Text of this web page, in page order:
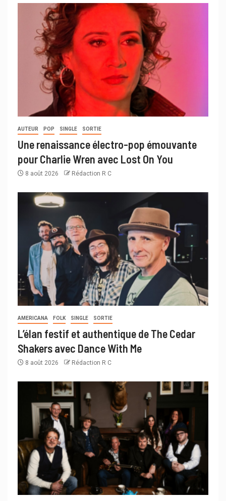
AUTEUR POP SINGLE SORTIE
Une renaissance électro-pop émouvante
pour Charlie Wren avec Lost On You
8 août 2026 Rédaction R C
AMERICANA FOLK SINGLE SORTIE
L’élan festif et authentique de The Cedar
Shakers avec Dance With Me
8 août 2026 Rédaction R C